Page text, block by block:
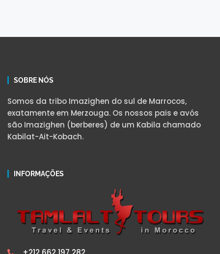
SOBRE NÓS
Somos da tribo Imazighen do sul de Marrocos,
exatamente em Merzouga. Os nossos pais e avós
são Imazighen (berberes) de um Kabila chamado
Kabilat-Ait-Kobach.
INFORMAÇÕES